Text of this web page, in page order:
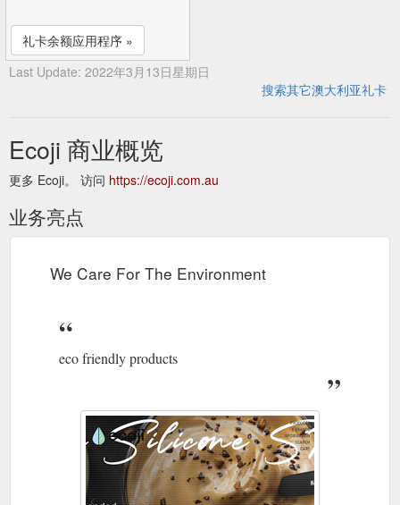
礼卡余额应用程序 »
Last Update: 2022年3月13日星期日
搜索其它澳大利亚礼卡
Ecoji 商业概览
更多 Ecoji。 访问 https://ecoji.com.au
业务亮点
We Care For The Environment
eco friendly products